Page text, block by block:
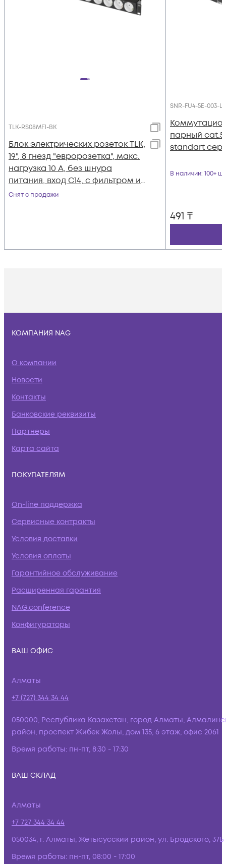
TLK-RS08MF1-BK
Блок электрических розеток TLK,
19", 8 гнезд "евророзетка", макс.
нагрузка 10 А, без шнура
питания, вход С14, с фильтром и
предохранителем
Снят с продажи
SNR-FU4-5E-003-
парный
standart
В наличии: 100+ шт
491 ₸
КОМПАНИЯ NAG
О компании
Новости
Контакты
Банковские реквизиты
Партнеры
Карта сайта
ПОКУПАТЕЛЯМ
On-line поддержка
Сервисные контракты
Условия доставки
Условия оплаты
Гарантийное обслуживание
Расширенная гарантия
NAG.conference
Конфигураторы
ВАШ ОФИС
Алматы
+7 (727) 344 34 44
050000, Республика Казахстан, город Алматы,
район, проспект Жибек Жолы, дом 135, 6 этаж, офис 2061
Время работы: пн-пт, 8:30 - 17:30
ВАШ СКЛАД
Алматы
+7 727 344 34 44
050034, г. Алматы, Жетысусский район, ул. Бродского, 37Б
Время работы: пн-пт, 08:00 - 17:00